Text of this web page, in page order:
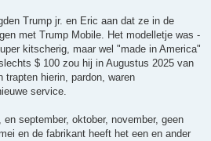
Trump jr. en Eric aan dat ze in de
met Trump Mobile. Het modelletje was -
kitscherig, maar wel "made in America"
$ 100 zou hij in Augustus 2025 van
trapten hierin, pardon, waren
service.
september, oktober, november, geen
en de fabrikant heeft het een en ander